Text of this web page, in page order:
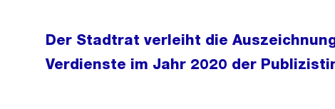
Der Stadtrat verleiht die
Verdienste im Jahr 2020 der